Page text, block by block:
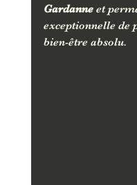
Gardanne et
exceptionnelle de
bien-être absolu.